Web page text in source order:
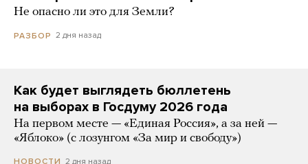
Не опасно ли это для Земли?
РАЗБОР 2 дня назад
Как будет выглядеть бюллетень
на выборах в Госдуму 2026 года
На первом месте — «Единая Россия», а за ней —
«Яблоко» (с лозунгом «За мир и свободу»)
НОВОСТИ 2 дня назад